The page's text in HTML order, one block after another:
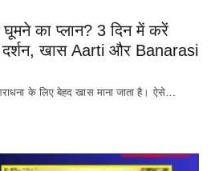
का प्लान? 3 दिन में करें
खास Aarti और Banarasi
के लिए बेहद खास माना जाता है। ऐसे…